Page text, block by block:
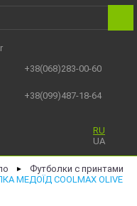
+38(068)283-00-60
+38(099)487-18-64
RU
UA
► Футболки с принтами
МЕДОЇД COOLMAX OLIVE